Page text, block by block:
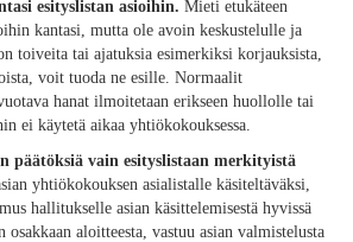
esityslistan asioihin. Mieti etukäteen
kantasi, mutta ole avoin keskustelulle ja
toiveita tai ajatuksia esimerkiksi korjauksista,
voit tuoda ne esille. Normaalit
hanat ilmoitetaan erikseen huollolle tai
ei käytetä aikaa yhtiökokouksessa.
päätöksiä vain esityslistaan merkityistä
yhtiökokouksen asialistalle käsiteltäväksi,
hallitukselle asian käsittelemisestä hyvissä
osakkaan aloitteesta, vastuu asian valmistelusta